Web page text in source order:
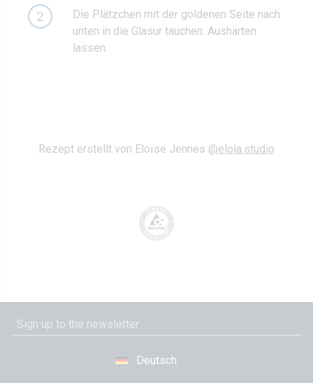
2
Die Plätzchen mit der goldenen Seite nach
unten in die Glasur tauchen. Aushärten
lassen.
Rezept erstellt von Eloïse Jennes @eloia.studio
Deutsch